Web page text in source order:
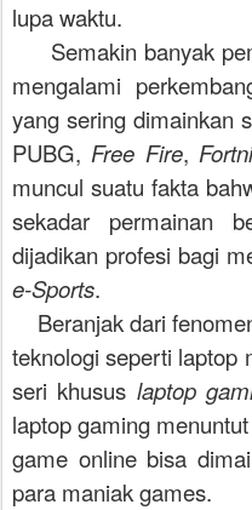
lupa waktu.
Semakin banyak
mengalami
yang sering dimainkan
PUBG,Free Fire,
muncul suatu fakta
sekadar permainan
dijadikan profesi bagi
e-Sports.
Beranjak dari
teknologi seperti laptop
seri khusus laptop
laptop gaming
game online bisa
para maniak games.